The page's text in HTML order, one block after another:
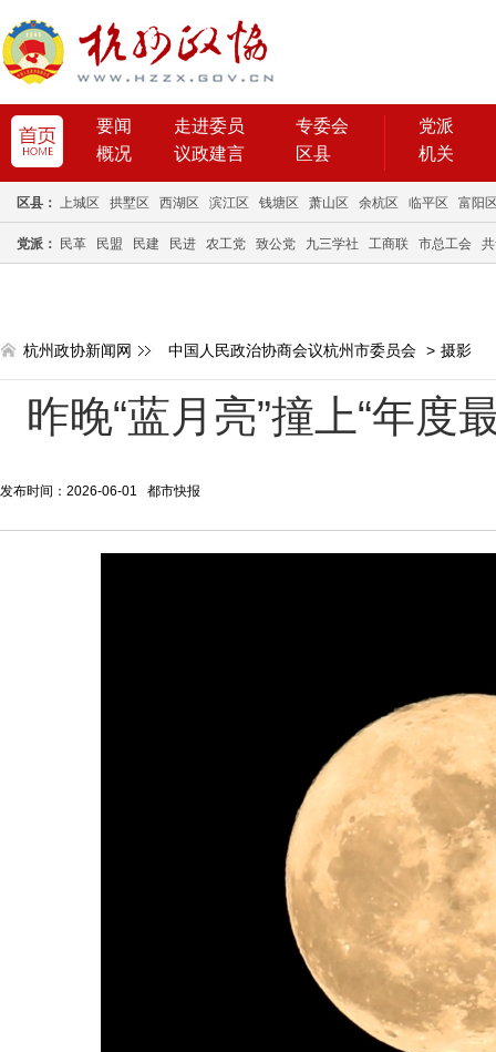
要闻 走进委员
专委会
概况
议政建言 区县
党派
机关
区县： 上城区 拱墅区 西湖区 滨江区 钱塘区 萧山区 余杭区 临平区 富阳
党派： 民革 民盟 民建 民进 农工党 致公党 九三学社 工商联 市总工会
杭州政协新闻网 中国人民政治协商会议杭州市委员会 > 摄影
昨晚“蓝月亮”撞上“年度
发布时间：2026-06-01 都市快报